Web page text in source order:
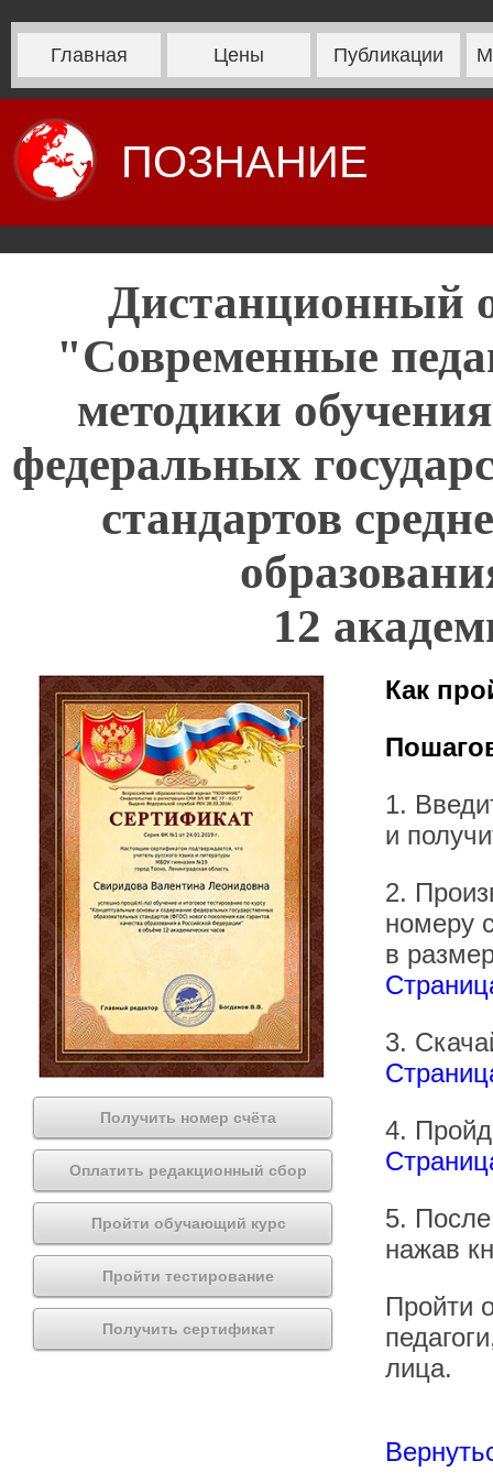
Главная Цены Публикации
ПОЗНАНИЕ
Дистанционный
"Современные
методики
федеральных
стандартов
12
Получить номер счёта
Оплатить редакционный сбор
Пройти обучающий курс
Пройти тестирование
Получить сертификат
Как
1.
и
2.
номеру
в
3.
4.
5.
нажав
Пройти
лица.